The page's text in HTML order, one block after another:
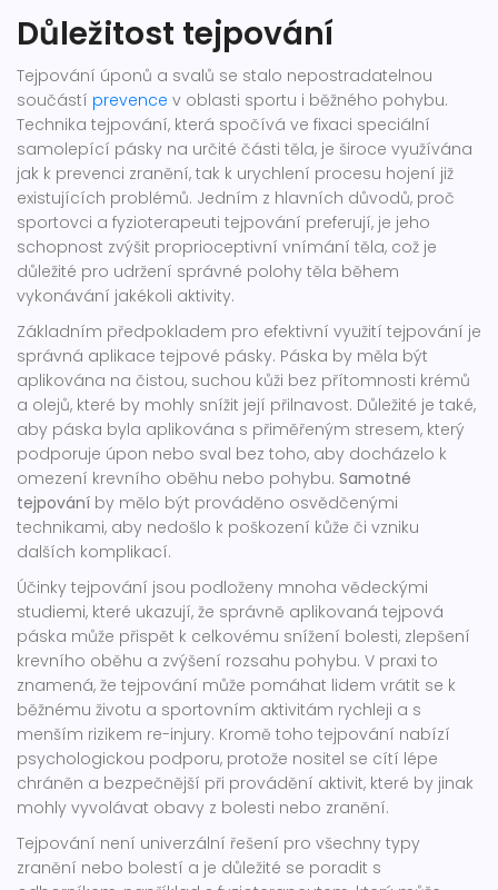
Důležitost tejpování
Tejpování úponů a svalů se stalo nepostradatelnou
součástí prevence v oblasti sportu i běžného pohybu.
Technika tejpování, která spočívá ve fixaci speciální
samolepící pásky na určité části těla, je široce využívána
jak k prevenci zranění, tak k urychlení procesu hojení již
existujících problémů. Jedním z hlavních důvodů, proč
sportovci a fyzioterapeuti tejpování preferují, je jeho
schopnost zvýšit proprioceptivní vnímání těla, což je
důležité pro udržení správné polohy těla během
vykonávání jakékoli aktivity.
Základním předpokladem pro efektivní využití tejpování je
správná aplikace tejpové pásky. Páska by měla být
aplikována na čistou, suchou kůži bez přítomnosti krémů
a olejů, které by mohly snížit její přilnavost. Důležité je také,
aby páska byla aplikována s přiměřeným stresem, který
podporuje úpon nebo sval bez toho, aby docházelo k
omezení krevního oběhu nebo pohybu. Samotné
tejpování by mělo být prováděno osvědčenými
technikami, aby nedošlo k poškození kůže či vzniku
dalších komplikací.
Účinky tejpování jsou podloženy mnoha vědeckými
studiemi, které ukazují, že správně aplikovaná tejpová
páska může přispět k celkovému snížení bolesti, zlepšení
krevního oběhu a zvýšení rozsahu pohybu. V praxi to
znamená, že tejpování může pomáhat lidem vrátit se k
běžnému životu a sportovním aktivitám rychleji a s
menším rizikem re-injury. Kromě toho tejpování nabízí
psychologickou podporu, protože nositel se cítí lépe
chráněn a bezpečnější při provádění aktivit, které by jinak
mohly vyvolávat obavy z bolesti nebo zranění.
Tejpování není univerzální řešení pro všechny typy
zranění nebo bolestí a je důležité se poradit s